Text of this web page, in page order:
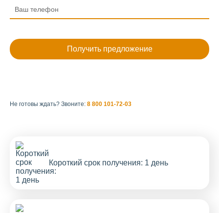
Не готовы ждать? Звоните: 8 800 101-72-03
Короткий срок получения: 1 день